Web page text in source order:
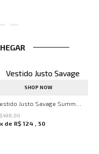
SHOP NOW
498 00
x de R$ 124 50